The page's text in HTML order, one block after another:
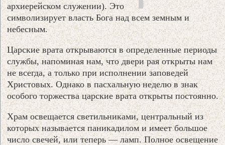
архиерейском служении). Это
символизирует власть Бога над всем земным и
небесным.
Царские врата открываются в определенные периоды
службы, напоминая нам, что двери рая открыты нам
не всегда, а только при исполнении заповедей
Христовых. Однако в пасхальную неделю в знак
особого торжества царские врата открыты постоянно.
Храм освещается светильниками, центральный из
которых называется паникадилом и имеет большое
число свечей, или теперь — ламп. Полное освещение